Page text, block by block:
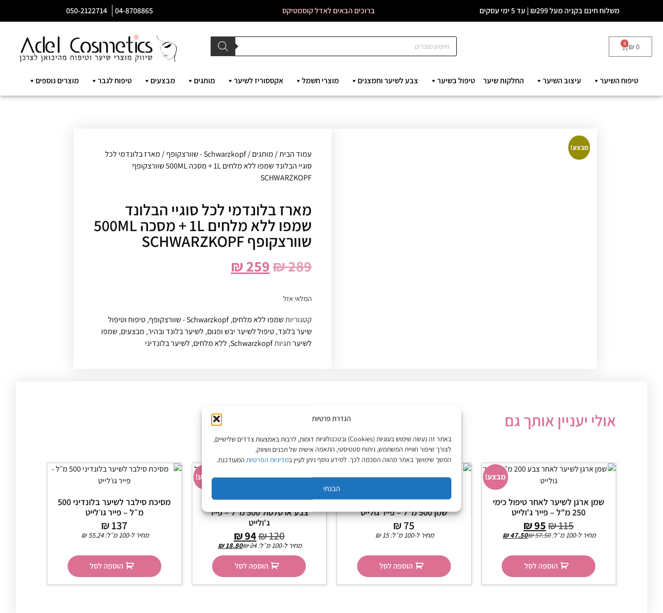
הגדרת פרטיות
באתר זה נעשה שימוש בעוגיות (Cookies) ובטכנולוגיות דומות, לרבות באמצעות צדדים שלישיים,
לצורך שיפור חוויית המשתמש, ניתוח סטטיסטי, התאמה אישית של תכנים ושיווק.
המשך שימושך באתר מהווה הסכמה לכך. למידע נוסף ניתן לעיין במדיניות הפרטיות המעודכנת.
הבנתי
משלוח חינם בקניה מעל ₪299 | עד 5 ימי עסקים ברוכים הבאים לאדל קוסמטיקס 04-8708865
050-2122714
₪ 0
0
טיפוח השיער עיצוב השיער החלקות שיער טיפול בשיער צבע לשיער וחמצנים מוצרי חשמל אקססוריז לשיער מותגים מבצעים טיפוח לגבר מוצרים נוספים
מבצע!
עמוד הבית/מותגים/Schwarzkopf - שוורצקופף
/ מארז בלונדמי לכל
סוגיי הבלונד שמפו ללא מלחים 1L + מסכה 500ML שוורצקופף
SCHWARZKOPF
מארז בלונדמי לכל סוגיי הבלונד
שמפו ללא מלחים 1L + מסכה 500ML
שוורצקופף SCHWARZKOPF
₪289
₪ 259
המלאי אזל
קטגוריותשמפו ללא מלחים,Schwarzkopf - שוורצקופף ,טיפוח וטיפול
שיער בלונד,טיפול לשיער יבש ופגום, לשיער בלונד ובהיר, מבצעים,שמפו
לשיערתגיותSchwarzkopf
, ללא מלחים, לשיער בלונדיני
אולי יעניין אותך גם
מבצע!
שמן ארגן לשיער לאחר טיפול כימי
250 מ"ל – פייר ג'ולייט
₪115
₪95
מחיר ל-100 מ״ל: ₪57.50
₪47.50
הוספה לסל
שמפו נגד קשקשים לשיער רגיל עד
שמן 500 מ"ל – פייר גולייט
₪ 75
מחיר ל-100 מ״ל: ₪15
הוספה לסל
מבצע!
מסכה ללא מלחים לאחר החלקה
צבע או סלסול 500 מ"ל – פייר
ג'ולייט
₪120
₪94
מחיר ל-100 מ״ל: ₪24
₪18.80
הוספה לסל
מסיכת סילבר לשיער בלונדיני 500
מ״ל – פייר גו׳לייט
₪ 137
מחיר ל-100 מ״ל: ₪55.24
הוספה לסל